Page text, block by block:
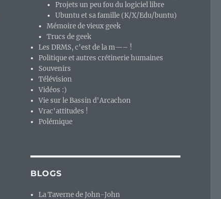
du logiciel libre ? »
Projets un peu fou du logiciel libre
Ubuntu et sa famille (K/X/Edu/buntu)
Mémoire de vieux geek
Trucs de geek
Les DRMS, c'est de la m—– !
Politique et autres crétinerie humaines
Souvenirs
Télévision
Vidéos :)
Vie sur le Bassin d'Arcachon
Vrac'attitudes !
Polémique
BLOGS
La Taverne de John-John